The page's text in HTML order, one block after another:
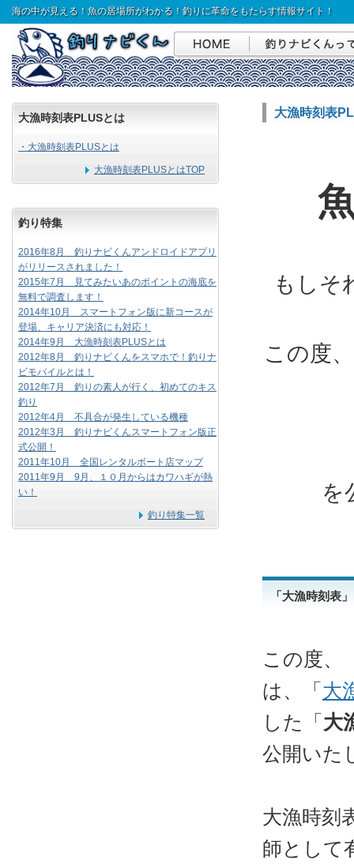
海の中が見える！魚の居場所がわかる！釣りに革命をもたらす情報サイト！
大漁時刻表PLUSとは
・大漁時刻表PLUSとは
大漁時刻表PLUSとはTOP
釣り特集
2016年8月 釣りナビくんアンドロイドアプリ
がリリースされました！
2015年7月 見てみたいあのポイントの海底を
無料で調査します！
2014年10月 スマートフォン版に新コースが
登場、キャリア決済にも対応！
2014年9月 大漁時刻表PLUSとは
2012年8月 釣りナビくんをスマホで！釣りナ
ビモバイルとは！
2012年7月 釣りの素人が行く、初めてのキス
釣り
2012年4月 不具合が発生している機種
2012年3月 釣りナビくんスマートフォン版正
式公開！
2011年10月 全国レンタルボート店マップ
2011年9月 9月、１０月からはカワハギが熱
い！
釣り特集一覧
大漁時刻表
もしそ
この度
を
「大漁時刻表
この度、
は、「 大
した「 大
公開いた
大漁時刻
師として